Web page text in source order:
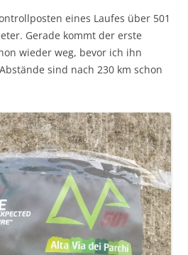
eines Laufes über 501
Gerade kommt der erste
wieder weg, bevor ich ihn
sind nach 230 km schon